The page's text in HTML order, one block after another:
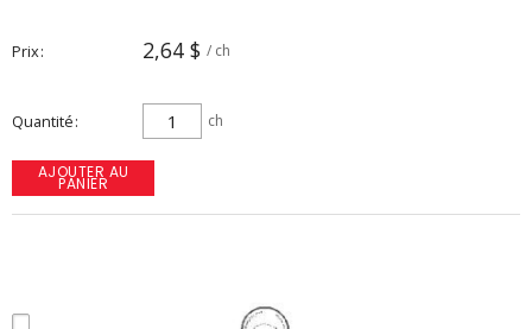
Prix 2,64 $ / ch
Quantité ch
AJOUTER AU
PANIER